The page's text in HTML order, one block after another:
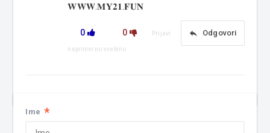
𝐖𝐖𝐖.𝐌𝐘𝟐𝟏.𝐅𝐔𝐍
0 0 reply Odgovori
Prijavi
neprimerno vsebino
Ime *